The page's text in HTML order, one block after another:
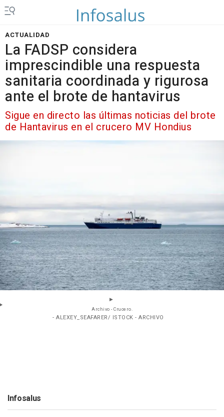
ACTUALIDAD
La FADSP considera
imprescindible una respuesta
sanitaria coordinada y rigurosa
ante el brote de hantavirus
Sigue en directo las últimas noticias del brote
de Hantavirus en el crucero MV Hondius
Archivo - Crucero.
- ALEXEY_SEAFARER/ ISTOCK - ARCHIVO
Infosalus